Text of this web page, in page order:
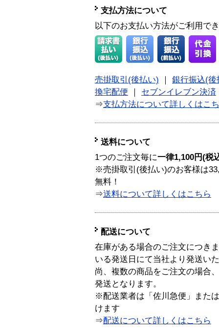
支払方法について
以下のお支払い方法がご利用で
売掛取引(後払い)
銀行振込(後
換宅配便
セブンイレブン決済
⇒支払方法について詳しくはこ
送料について
1つのご注文毎に一律1,100円(税
※売掛取引(後払い)のお客様は
無料！
⇒送料について詳しくはこちら
配送について
在庫がある場合のご注文につき
いる発送日にて当社より発送い
尚、複数の商品をご注文の場合
発送となります。
※配送業者は「佐川急便」また
けます
⇒配送について詳しくはこちら